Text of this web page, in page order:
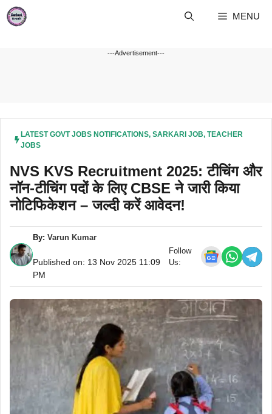
Skip
MENU
---Advertisement---
LATEST GOVT JOBS NOTIFICATIONS, SARKARI JOB, TEACHER
JOBS
NVS KVS Recruitment 2025: टीचिंग और
नॉन-टीचिंग पदों के लिए CBSE ने जारी किया
नोटिफिकेशन – जल्दी करें आवेदन!
By:Varun Kumar
Published on: 13 Nov 2025 11:09
PM
Follow
Us: